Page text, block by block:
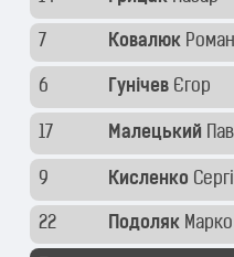
7 Ковалюк Роман
6 Гунічев Єгор
17 Малецький
9 Кисленко
22 Подоляк Марко